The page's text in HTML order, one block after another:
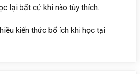
lại bất cứ khi nào tùy thích.
kiến thức bổ ích khi học tại